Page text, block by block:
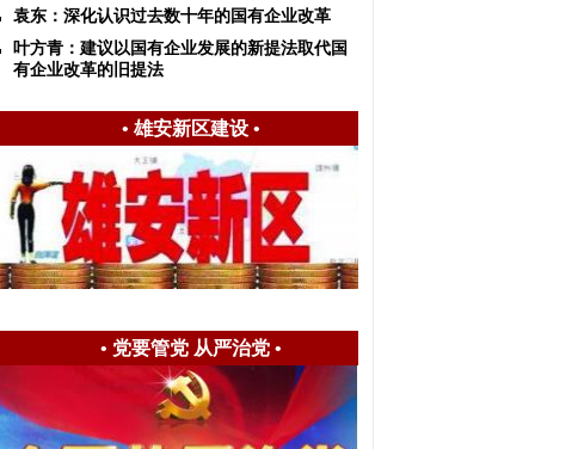
袁东：深化认识​过去数十年的国有企业改革
叶方青：建议以国有企业发展的新提法取代国
有企业改革的旧提法
• 雄安新区建设•
• 党要管党 从严治党•